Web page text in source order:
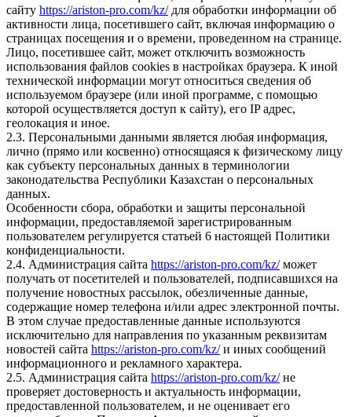
сайту https://ariston-pro.com/kz/для обработки информации об
активности лица, посетившего сайт, включая информацию о
страницах посещения и о времени, проведенном на странице.
Лицо, посетившее сайт, может отключить возможность
использования файлов cookies в настройках браузера. К иной
технической информации могут относиться сведения об
используемом браузере (или иной программе, с помощью
которой осуществляется доступ к сайту), его IP адрес,
геолокация и иное.
2.3. Персональными данными является любая информация,
лично (прямо или косвенно) относящаяся к физическому лицу
как субъекту персональных данных в терминологии
законодательства Республики Казахстан о персональных
данных.
Особенности сбора, обработки и защиты персональной
информации, предоставляемой зарегистрированным
пользователем регулируется статьей 6 настоящей Политики
конфиденциальности.
2.4. Администрация сайта https://ariston-pro.com/kz/может
получать от посетителей и пользователей, подписавшихся на
получение новостных рассылок, обезличенные данные,
содержащие номер телефона и/или адрес электронной почты.
В этом случае предоставленные данные используются
исключительно для направления по указанным реквизитам
новостей сайта https://ariston-pro.com/kz/и иных сообщений
информационного и рекламного характера.
2.5. Администрация сайта https://ariston-pro.com/kz/не
проверяет достоверность и актуальность информации,
предоставленной пользователем, и не оценивает его